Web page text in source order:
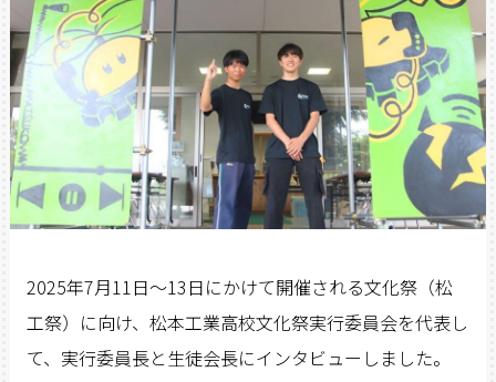
2025年7月11日～13日にかけて開催される文化祭（松
工祭）に向け、松本工業高校文化祭実行委員会を代表し
て、実行委員長と生徒会長にインタビューしました。